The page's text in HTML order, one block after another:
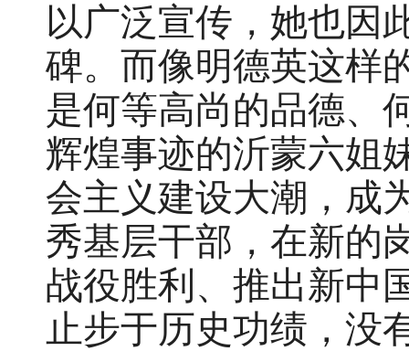
以广泛宣传，她也因
碑。而像明德英这样
是何等高尚的品德、
辉煌事迹的沂蒙六姐
会主义建设大潮，成
秀基层干部，在新的
战役胜利、推出新中
止步于历史功绩，没